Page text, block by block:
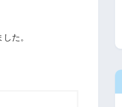
た。